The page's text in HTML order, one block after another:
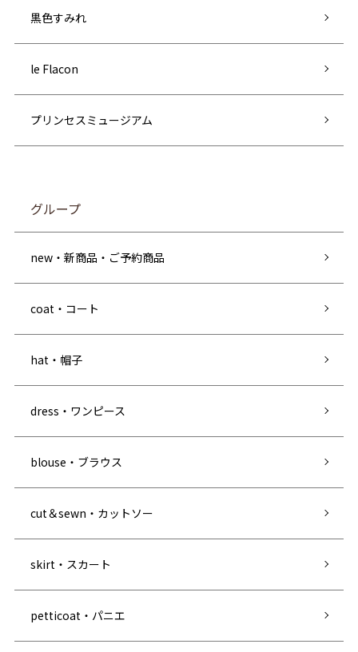
黒色すみれ
le Flacon
プリンセスミュージアム
グループ
new・新商品・ご予約商品
coat・コート
hat・帽子
dress・ワンピース
blouse・ブラウス
cut＆sewn・カットソー
skirt・スカート
petticoat・パニエ